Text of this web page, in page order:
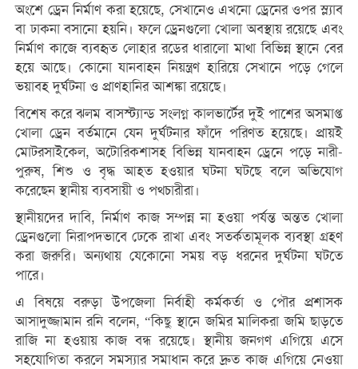
অংশে ড্রেন নির্মাণ করা হয়েছে, সেখানেও এখনো ড্রেনের ওপর স্ল্যাব
বা ঢাকনা বসানো হয়নি। ফলে ড্রেনগুলো খোলা অবস্থায় রয়েছে এবং
নির্মাণ কাজে ব্যবহৃত লোহার রডের ধারালো মাথা বিভিন্ন স্থানে বের
হয়ে আছে। কোনো যানবাহন নিয়ন্ত্রণ হারিয়ে সেখানে পড়ে গেলে
ভয়াবহ দুর্ঘটনা ও প্রাণহানির আশঙ্কা রয়েছে।
বিশেষ করে ঝলম বাসস্ট্যান্ড সংলগ্ন কালভার্টের দুই পাশের অসমাপ্ত
খোলা ড্রেন বর্তমানে যেন দুর্ঘটনার ফাঁদে পরিণত হয়েছে। প্রায়ই
মোটরসাইকেল, অটোরিকশাসহ বিভিন্ন যানবাহন ড্রেনে পড়ে নারী-
পুরুষ, শিশু ও বৃদ্ধ আহত হওয়ার ঘটনা ঘটছে বলে অভিযোগ
করেছেন স্থানীয় ব্যবসায়ী ও পথচারীরা।
স্থানীয়দের দাবি, নির্মাণ কাজ সম্পন্ন না হওয়া পর্যন্ত অন্তত খোলা
ড্রেনগুলো নিরাপদভাবে ঢেকে রাখা এবং সতর্কতামূলক ব্যবস্থা গ্রহণ
করা জরুরি। অন্যথায় যেকোনো সময় বড় ধরনের দুর্ঘটনা ঘটতে
পারে।
এ বিষয়ে বরুড়া উপজেলা নির্বাহী কর্মকর্তা ও পৌর প্রশাসক
আসাদুজ্জামান রনি বলেন, “কিছু স্থানে জমির মালিকরা জমি ছাড়তে
রাজি না হওয়ায় কাজ বন্ধ রয়েছে। স্থানীয় জনগণ এগিয়ে এসে
সহযোগিতা করলে সমস্যার সমাধান করে দ্রুত কাজ এগিয়ে নেওয়া